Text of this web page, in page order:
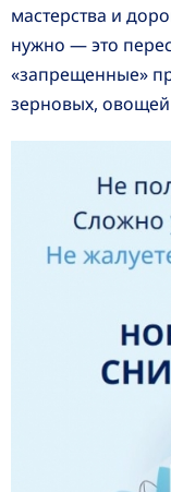
мастерства и
нужно — это
«запрещенные»
зерновых,